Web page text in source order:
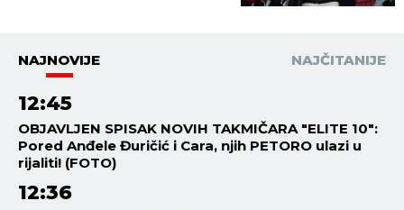
NAJNOVIJE NAJČITANIJE
12:45
OBJAVLJEN SPISAK NOVIH TAKMIČARA "ELITE 10":
Pored Anđele Đuričić i Cara, njih PETORO ulazi u
rijaliti! (FOTO)
12:36